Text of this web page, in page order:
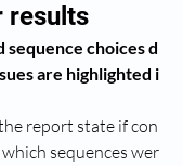
results
sequence choices d
are highlighted i
report state if con
sequences wer